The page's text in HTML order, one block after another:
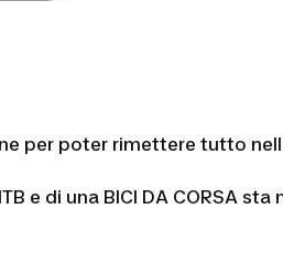
per poter rimettere tutto
e di una BICI DA CORSA